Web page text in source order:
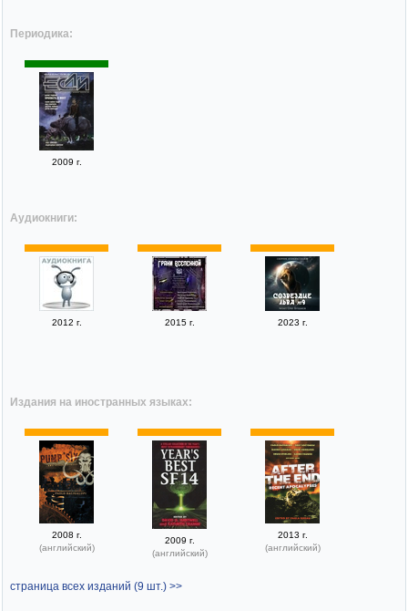
Периодика:
2009 г.
Аудиокниги:
2012 г. 2015 г. 2023 г.
Издания на иностранных языках:
2008 г.
(английский)
2009 г.
(английский)
2013 г.
(английский)
страница всех изданий (9 шт.) >>